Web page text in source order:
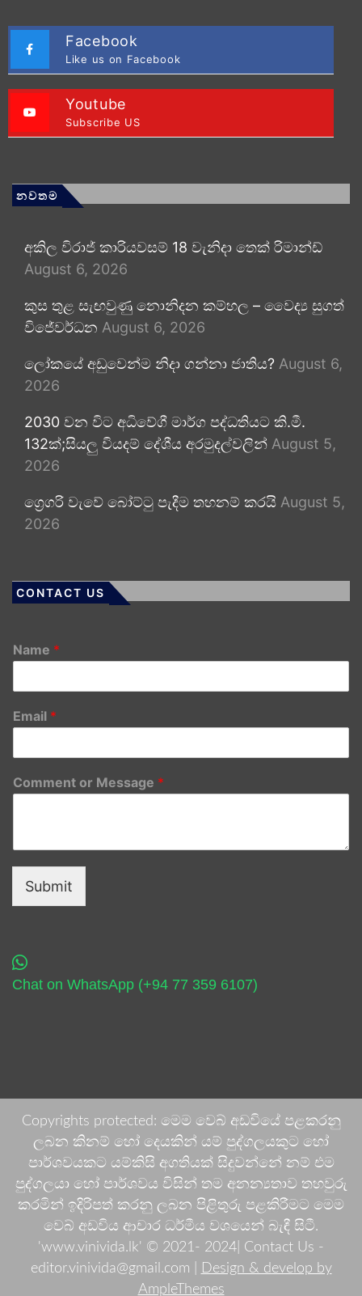
Facebook
Like us on Facebook
Youtube
Subscribe US
නවතම
අකිල විරාජ් කාරියවසම් 18 වැනිදා තෙක් රිමාන්ඩ්
August 6, 2026
කුස තුළ සැඟවුණු නොනිදන කම්හල – වෛද්‍ය සුගත්
විජේවර්ධන August 6, 2026
ලෝකයේ අඩුවෙන්ම නිදා ගන්නා ජාතිය? August 6,
2026
2030 වන විට අධිවේගී මාර්ග පද්ධතියට කි.මී.
132ක්;සියලු වියදම් දේශීය අරමුදල්වලින් August 5,
2026
ග්‍රෙගරි වැවේ බෝට්ටු පැදීම තහනම් කරයි August 5,
2026
CONTACT US
Name *
Email *
Comment or Message *
Submit
Chat on WhatsApp (+94 77 359 6107)
Copyrights protected: මෙම වෙබ් අඩවියේ පළකරනු
ලබන කිනම් හෝ දෙයකින් යම් පුද්ගලයකුට හෝ
පාර්ශවයකට යම්කිසි අගතියක් සිදුවන්නේ නම් එම
පුද්ගලයා හෝ පාර්ශවය විසින් තම අනන්‍යතාව තහවුරු
කරමින් ඉදිරිපත් කරනු ලබන පිළිතුරු පළකිරීමට මෙම
වෙබ් අඩවිය ආචාර ධර්මීය වශයෙන් බැඳී සිටී.
'www.vinivida.lk' © 2021- 2024| Contact Us -
editor.vinivida@gmail.com |
Design & develop by
AmpleThemes